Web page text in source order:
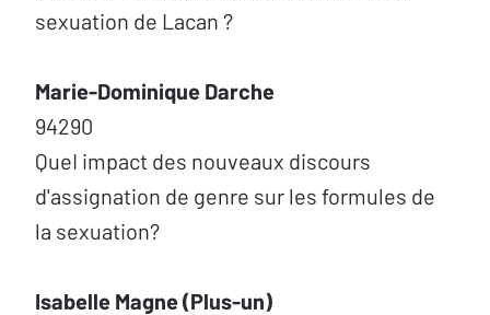
sexuation de Lacan ?
Marie-Dominique Darche
94290
QueI impact des nouveaux discours
d'assignation de genre sur les formules de
la sexuation?
Isabelle Magne (Plus-un)